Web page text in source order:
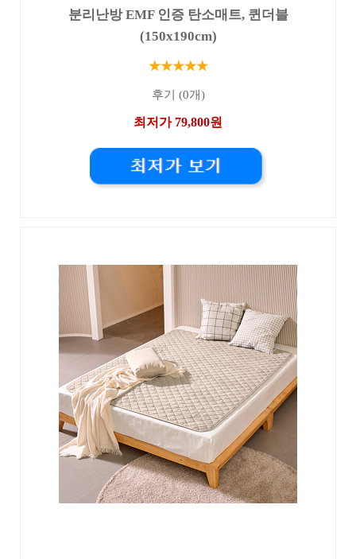
분리난방 EMF 인증 탄소매트, 퀸더블
(150x190cm)
★★★★★
후기 (0개)
최저가 79,800원